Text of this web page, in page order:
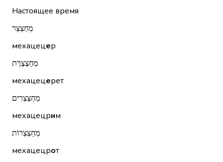
Настоящее время
מְחַצְצֵר
мехацецер
מְחַצְצֶרֶת
мехацецерет
מְחַצְצְרִים
мехацецрим
מְחַצְצְרוֹת
мехацецрот